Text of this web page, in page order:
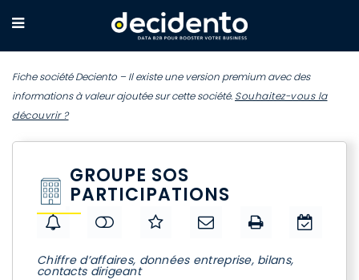
Fiche société Deciento – Il existe une version premium avec des
informations à valeur ajoutée sur cette société. Souhaitez-vous la
découvrir ?
GROUPE SOS
PARTICIPATIONS
Chiffre d’affaires, données entreprise, bilans,
contacts dirigeant